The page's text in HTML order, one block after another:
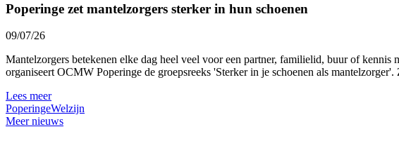
Poperinge zet mantelzorgers sterker in hun schoenen
09/07/26
Mantelzorgers betekenen elke dag heel veel voor een partner, familielid, buur of
organiseert OCMW Poperinge de groepsreeks 'Sterker in je schoenen als
Lees meer
PoperingeWelzijn
Meer nieuws